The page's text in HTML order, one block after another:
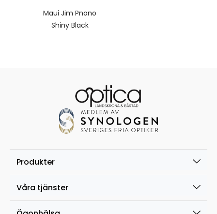
Maui Jim Pnono
Shiny Black
Produkter
Våra tjänster